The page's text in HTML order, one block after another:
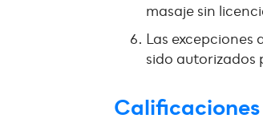
masaje sin
Las excepciones
sido autorizados